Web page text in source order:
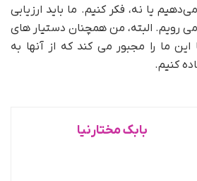
یا نه، فکر کنیم. ما باید ارزیابی
می رویم. البته، من همچنان دستیار های
این ما را مجبور می کند که از آنها به
کنیم.
بابک مختارنیا